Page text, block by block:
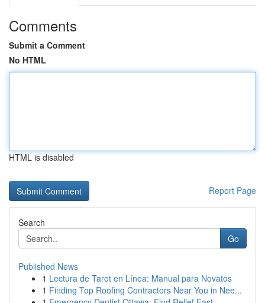
Comments
Submit a Comment
No HTML
HTML is disabled
Report Page
Search
Go
Published News
1 Lectura de Tarot en Línea: Manual para Novatos
1 Finding Top Roofing Contractors Near You in Nee...